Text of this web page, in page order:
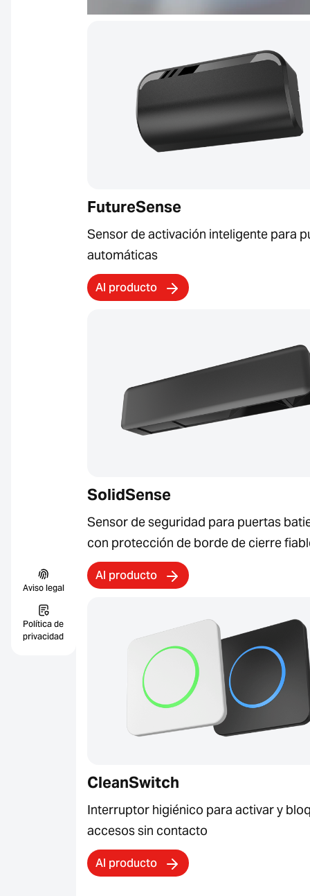
Aviso legal
Política de
privacidad
FutureSense
Sensor de activación inteligente para
automáticas
Al producto
SolidSense
Sensor de seguridad para puertas
con protección de borde de cierre
Al producto
CleanSwitch
Interruptor higiénico para activar y
accesos sin contacto
Al producto